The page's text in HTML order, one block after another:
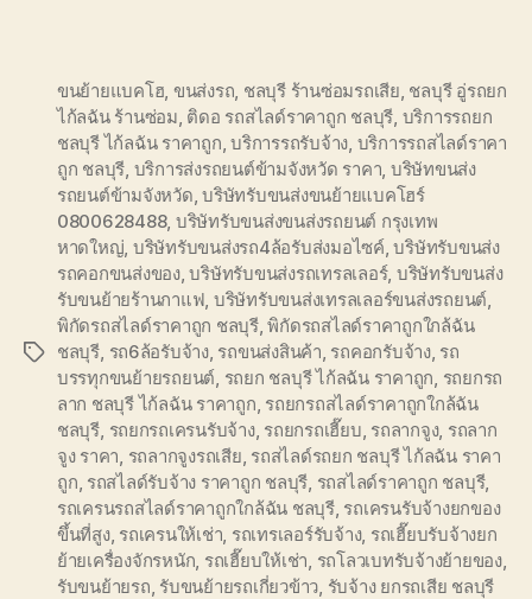
Tags
ขนย้ายแบคโฮ ขนส่งรถ ชลบุรี ร้านซ่อมรถเสีย ชลบุรี อู่รถยก
ไก้ลฉัน ร้านซ่อม ติดอ รถสไลด์ราคาถูก ชลบุรี บริการรถยก
ชลบุรี ไก้ลฉัน ราคาถูก ,บริการรถรับจ้าง บริการรถสไลด์ราคา
ถูก ชลบุรี บริการส่งรถยนต์ข้ามจังหวัด ราคา บริษัทขนส่ง
รถยนต์ข้ามจังหวัด ,บริษัทรับขนส่งขนย้ายแบคโฮร์
0800628488, บริษัทรับขนส่งขนส่งรถยนต์ กรุงเทพ
หาดใหญ่ บริษัทรับขนส่งรถ4ล้อรับส่งมอไซค์,บริษัทรับขนส่ง
รถคอกขนส่งของ,บริษัทรับขนส่งรถเทรลเลอร์, บริษัทรับขนส่ง
รับขนย้ายร้านกาแฟ บริษัทรับขนส่งเทรลเลอร์ขนส่งรถยนต์
พิกัดรถสไลด์ราคาถูก ชลบุรี,พิกัดรถสไลด์ราคาถูกใกล้ฉัน
ชลบุรี รถ6ล้อรับจ้าง, รถขนส่งสินค้า รถคอกรับจ้าง, รถ
บรรทุกขนย้ายรถยนต์ รถยก ชลบุรี ไก้ลฉัน ราคาถูก รถยกรถ
ลาก ชลบุรี ไก้ลฉัน ราคาถูก รถยกรถสไลด์ราคาถูกใกล้ฉัน
ชลบุรี รถยกรถเครนรับจ้าง, รถยกรถเฮี๊ยบ รถลากจูง, รถลาก
จูง ราคา รถลากจูงรถเสีย รถสไลด์รถยก ชลบุรี ไก้ลฉัน ราคา
ถูก รถสไลด์รับจ้าง ราคาถูก ชลบุรี รถสไลด์ราคาถูก ชลบุรี,
รถเครนรถสไลด์ราคาถูกใกล้ฉัน ชลบุรี, รถเครนรับจ้างยกของ
ขึ้นที่สูง, รถเครนให้เช่า รถเทรเลอร์รับจ้าง, รถเฮี๊ยบรับจ้างยก
ย้ายเครื่องจักรหนัก รถเฮี๊ยบให้เช่า รถโลวเบทรับจ้างย้ายของ,
รับขนย้ายรถ รับขนย้ายรถเกี่ยวข้าว รับจ้าง ยกรถเสีย ชลบุรี